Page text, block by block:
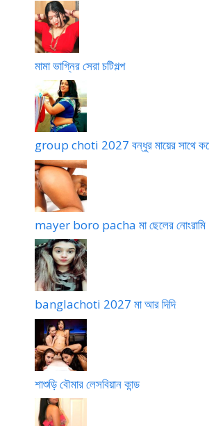
p
o
মামা ভাগ্নির সেরা চটিগল্প
group choti 2027 বন্ধুর মায়ের সাথে
mayer boro pacha মা ছেলের নোংরামি
banglachoti 2027 মা আর দিদি
শাশুড়ি বৌমার লেসবিয়ান কান্ড